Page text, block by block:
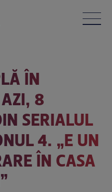
ÎN
8
SERIALUL
4. „E UN
ÎN CASA